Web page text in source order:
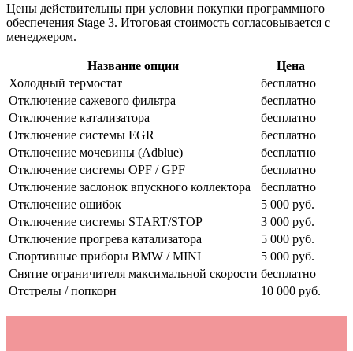
Цены действительны при условии покупки программного
обеспечения Stage 3. Итоговая стоимость согласовывается с
менеджером.
Название опции
Цена
Холодный термостат
бесплатно
Отключение сажевого фильтра
бесплатно
Отключение катализатора
бесплатно
Отключение системы EGR
бесплатно
Отключение мочевины (Adblue)
бесплатно
Отключение системы OPF / GPF
бесплатно
Отключение заслонок впускного коллектора
бесплатно
Отключение ошибок
5 000 руб.
Отключение системы START/STOP
3 000 руб.
Отключение прогрева катализатора
5 000 руб.
Спортивные приборы BMW / MINI
5 000 руб.
Снятие ограничителя максимальной скорости бесплатно
Отстрелы / попкорн
10 000 руб.